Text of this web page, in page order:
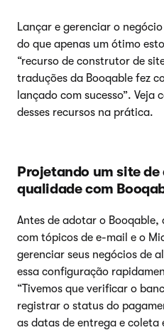
Lançar e gerenciar o
do que apenas um ótimo
“recurso de construtor de
traduções da Booqable fez
lançado com sucesso”. Veja
desses recursos na prática.
Projetando um site
qualidade com
Antes de adotar o
com tópicos de e-mail e o
gerenciar seus negócios de
essa configuração
“Tivemos que verificar o
registrar o status do
as datas de entrega e coleta